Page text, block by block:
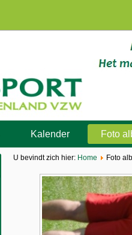
Kalender Foto
U bevindt zich hier: Home Foto